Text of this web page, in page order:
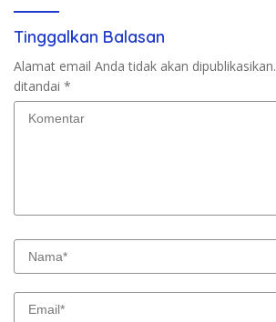
Tinggalkan Balasan
Alamat email Anda tidak akan dipublikasikan.
ditandai *